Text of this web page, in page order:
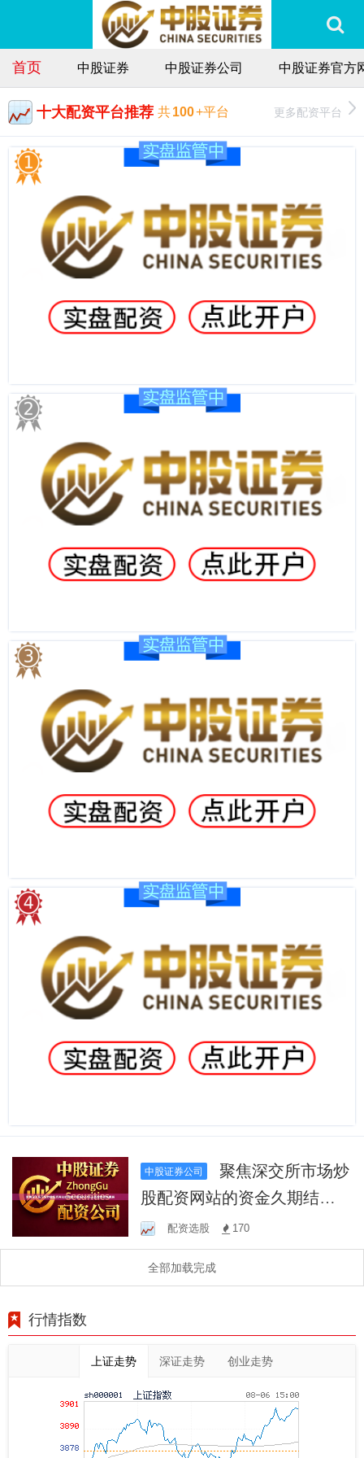
首页 中股证券 中股证券公司 中股证券官方
十大配资平台推荐 共100+平台 更多配资平台
中股证券公司
聚焦深交所市场炒
股配资网站的资金久期结构
分析从资金博弈维度展
配资选股 170
全部加载完成
行情指数
上证走势 深证走势 创业走势